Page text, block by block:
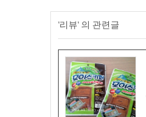
'리뷰' 의 관련글